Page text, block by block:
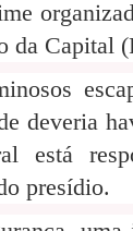
da Capital
deveria
está
presídio.